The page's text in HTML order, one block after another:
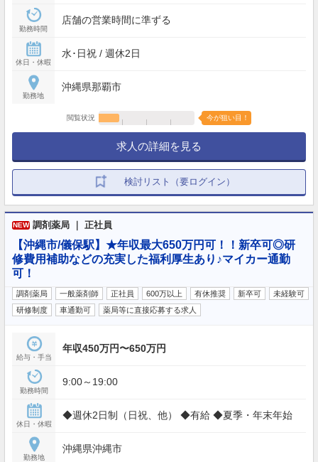
勤務時間
店舗の営業時間に準ずる
休日・休暇
水･日祝 / 週休2日
勤務地
沖縄県那覇市
閲覧状況 今が狙い目！
求人の詳細を見る
検討リスト（要ログイン）
NEW 調剤薬局 ｜ 正社員
【沖縄市/儀保駅】★年収最大650万円可！！新卒可◎研
修費用補助などの充実した福利厚生あり♪マイカー通勤
可！
調剤薬局 一般薬剤師 正社員 600万以上 有休推奨 新卒可
未経験可
研修制度
車通勤可 薬局等に直接応募する求人
給与・手当
年収450万円〜650万円
勤務時間
9:00～19:00
休日・休暇
◆週休2日制（日祝、他） ◆有給 ◆夏季・年末年始
勤務地
沖縄県沖縄市